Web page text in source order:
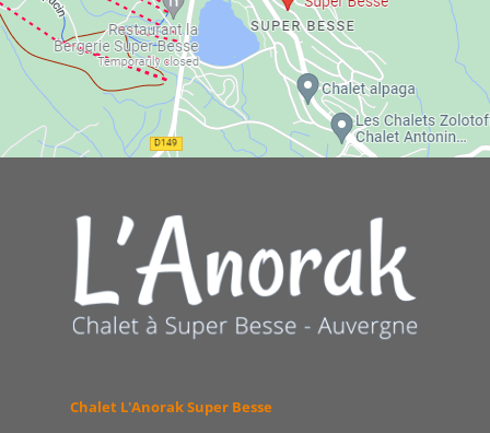
Chalet L'Anorak Super Besse